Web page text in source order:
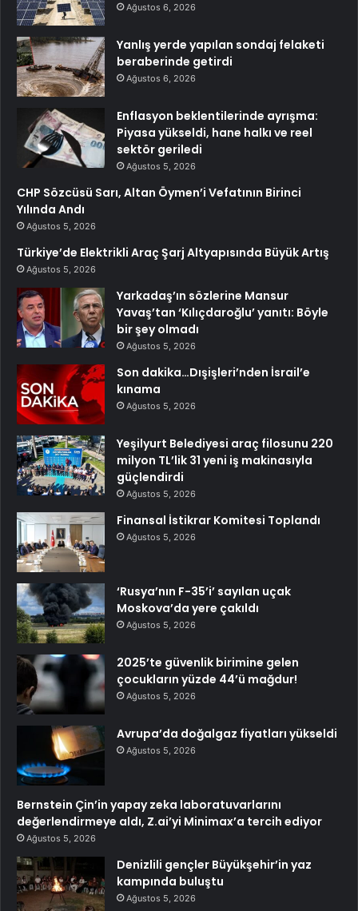
Ağustos 6, 2026
Yanlış yerde yapılan sondaj felaketi
beraberinde getirdi
Ağustos 6, 2026
Enflasyon beklentilerinde ayrışma:
Piyasa yükseldi, hane halkı ve reel
sektör geriledi
Ağustos 5, 2026
CHP Sözcüsü Sarı, Altan Öymen’i Vefatının Birinci
Yılında Andı
Ağustos 5, 2026
Türkiye’de Elektrikli Araç Şarj Altyapısında Büyük Artış
Ağustos 5, 2026
Yarkadaş’ın sözlerine Mansur
Yavaş’tan ‘Kılıçdaroğlu’ yanıtı: Böyle
bir şey olmadı
Ağustos 5, 2026
Son dakika…Dışişleri’nden İsrail’e
kınama
Ağustos 5, 2026
Yeşilyurt Belediyesi araç filosunu 220
milyon TL’lik 31 yeni iş makinasıyla
güçlendirdi
Ağustos 5, 2026
Finansal İstikrar Komitesi Toplandı
Ağustos 5, 2026
‘Rusya’nın F-35’i’ sayılan uçak
Moskova’da yere çakıldı
Ağustos 5, 2026
2025’te güvenlik birimine gelen
çocukların yüzde 44’ü mağdur!
Ağustos 5, 2026
Avrupa’da doğalgaz fiyatları yükseldi
Ağustos 5, 2026
Bernstein Çin’in yapay zeka laboratuvarlarını
değerlendirmeye aldı, Z.ai’yi Minimax’a tercih ediyor
Ağustos 5, 2026
Denizlili gençler Büyükşehir’in yaz
kampında buluştu
Ağustos 5, 2026